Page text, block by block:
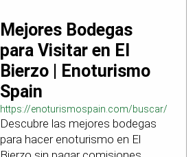
Mejores Bodegas
para Visitar en El
Bierzo | Enoturismo
Spain
https://enoturismospain.com/buscar/ciudad-
visitar-bodegas-en-leon
Descubre las mejores bodegas
para hacer enoturismo en El